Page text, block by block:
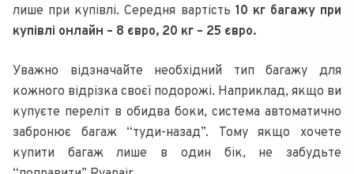
лише при купівлі. Середня вартість 10 кг багажу при
купівлі онлайн – 8 євро, 20 кг – 25 євро.
Уважно відзначайте необхідний тип багажу для
кожного відрізка своєї подорожі. Наприклад, якщо ви
купуєте переліт в обидва боки, система автоматично
забронює багаж “туди-назад”. Тому якщо хочете
купити багаж лише в один бік, не забудьте